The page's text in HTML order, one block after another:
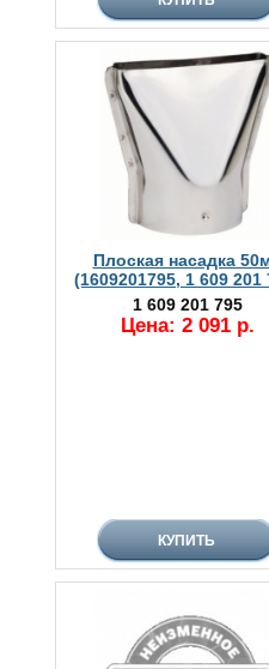
Плоская насадка
(1609201795, 1 609 201
1 609 201 795
Цена: 2 091 р.